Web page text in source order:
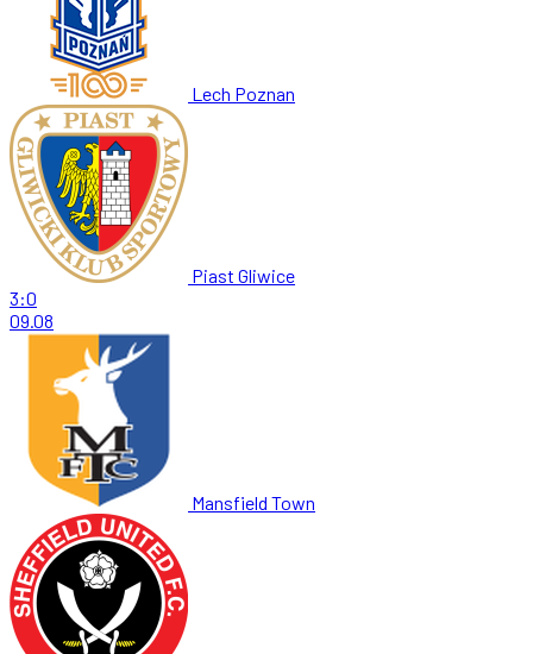
Lech Poznan
Piast Gliwice
3:0
09.08
Mansfield Town